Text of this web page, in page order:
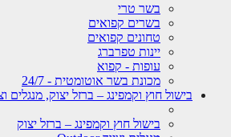
בשר טרי
בשרים קפואים
טחונים קפואים
יינות טפרברג
עופות - קפוא
מכונת בשר אוטומטית - 24/7
בישול חוץ וקמפינג – ברזל יצוק, מנגלים וציוד Outdoor
בישול חוץ וקמפינג – ברזל יצוק